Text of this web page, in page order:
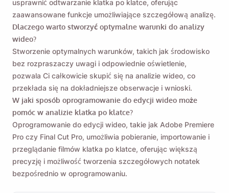
usprawnić odtwarzanie klatka po klatce, oferując
zaawansowane funkcje umożliwiające szczegółową analizę.
Dlaczego warto stworzyć optymalne warunki do analizy
wideo?
Stworzenie optymalnych warunków, takich jak środowisko
bez rozpraszaczy uwagi i odpowiednie oświetlenie,
pozwala Ci całkowicie skupić się na analizie wideo, co
przekłada się na dokładniejsze obserwacje i wnioski.
W jaki sposób oprogramowanie do edycji wideo może
pomóc w analizie klatka po klatce?
Oprogramowanie do edycji wideo, takie jak Adobe Premiere
Pro czy Final Cut Pro, umożliwia pobieranie, importowanie i
przeglądanie filmów klatka po klatce, oferując większą
precyzję i możliwość tworzenia szczegółowych notatek
bezpośrednio w oprogramowaniu.